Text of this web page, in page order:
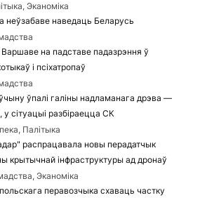
Эканоміка
неўзабаве наведаць Беларусь
на падставе падазрэння ў
і псіхатропаў
ўпалі галіны надламанага дрэва —
сітуацыі разбіраецца СК
Палітыка
распрацавала новы перадатчык
крытычнай інфраструктуры ад дронаў
Эканоміка
перавозчыка схаваць частку